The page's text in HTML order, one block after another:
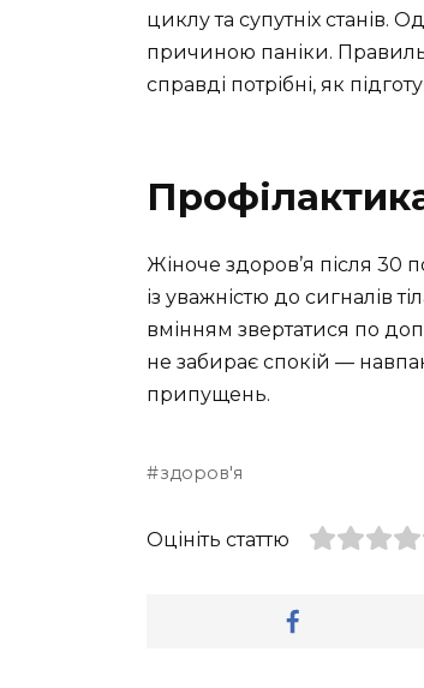
циклу та супутніх станів.
причиною паніки.
справді потрібні, як
Жіноче здоров’я після 30
із уважністю до сигналів
вмінням звертатися по
не забирає спокій —
припущень.
здоров'я
Оцініть статтю